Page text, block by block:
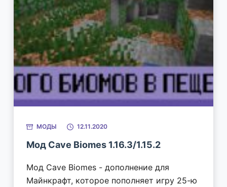
МОДЫ 12.11.2020
Мод Cave Biomes 1.16.3/1.15.2
Мод Cave Biomes - дополнение для
Майнкрафт, которое пополняет игру 25-ю